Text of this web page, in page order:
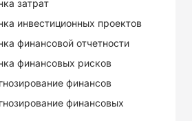
затрат
инвестиционных проектов
финансовой отчетности
финансовых рисков
финансов
финансовых